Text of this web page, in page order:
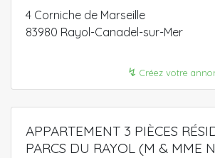
4 Corniche de Marseille
83980 Rayol-Canadel-sur-Mer
↯ Créez votre
APPARTEMENT 3 PIÈCES
PARCS DU RAYOL (M & MME